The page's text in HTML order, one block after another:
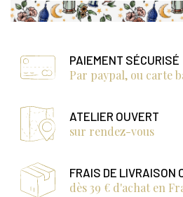
PAIEMENT SÉCURISÉ
Par paypal, ou carte
ATELIER OUVERT
sur rendez-vous
FRAIS DE LIVRAISON
dès 39 € d'achat en